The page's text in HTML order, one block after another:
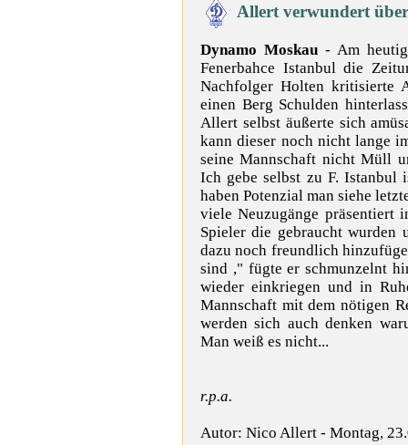
Allert verwundert
Dynamo Moskau - Am
Fenerbahce Istanbul die
Nachfolger Holten kritisierte
einen Berg Schulden
Allert selbst äußerte sich
kann dieser noch nicht lange
seine Mannschaft nicht Müll
Ich gebe selbst zu F. Istanbul
haben Potenzial man siehe
viele Neuzugänge präsentiert
Spieler die gebraucht wurden
dazu noch freundlich
sind ," fügte er schmunzelnt
wieder einkriegen und in
Mannschaft mit dem nötigen
werden sich auch denken
Man weiß es nicht...
r.p.a.
Autor: Nico Allert - Montag,